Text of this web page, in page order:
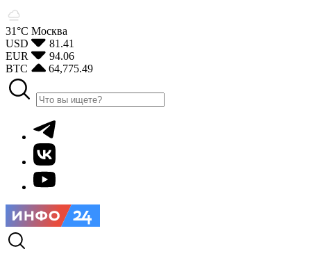
31°С Москва
USD
81.41
EUR
94.06
BTC
64,775.49